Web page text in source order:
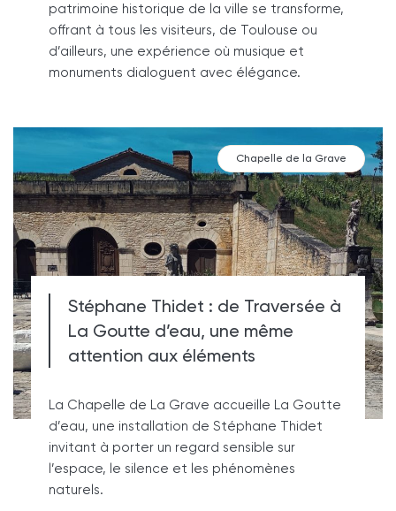
patrimoine historique de la ville se transforme,
offrant à tous les visiteurs, de Toulouse ou
d’ailleurs, une expérience où musique et
monuments dialoguent avec élégance.
Stéphane Thidet : de Traversée à
La Goutte d’eau, une même
attention aux éléments
La Chapelle de La Grave accueille La Goutte
d’eau, une installation de Stéphane Thidet
invitant à porter un regard sensible sur
l’espace, le silence et les phénomènes
naturels.
Chapelle de la Grave